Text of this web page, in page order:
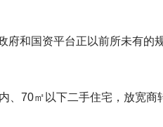
府和国资平台正以前所未有的
、70㎡以下二手住宅，放宽商